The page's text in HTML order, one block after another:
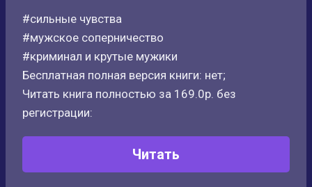
#сильные чувства
#мужское соперничество
#криминал и крутые мужики
Бесплатная полная версия книги: нет;
Читать книга полностью за 169.0р. без
регистрации:
Читать